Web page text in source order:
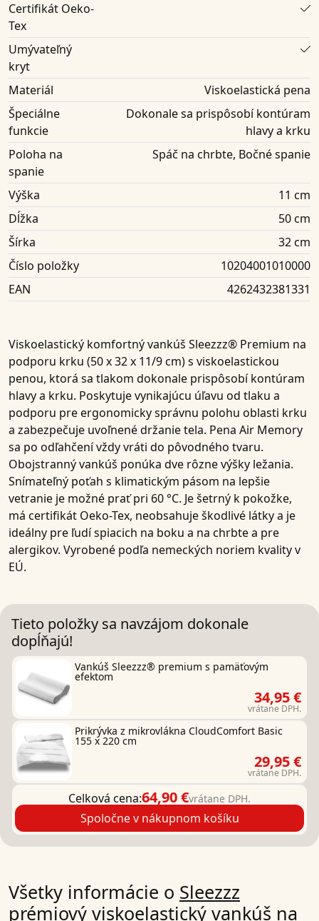
Certifikát Oeko-
Tex
Umývateľný
kryt
Materiál
Viskoelastická pena
Špeciálne
funkcie
Dokonale sa prispôsobí kontúram
hlavy a krku
Poloha na
spanie
Spáč na chrbte, Bočné spanie
Výška
11 cm
Dĺžka
50 cm
Šírka
32 cm
Číslo položky
10204001010000
EAN
4262432381331
Viskoelastický komfortný vankúš Sleezzz® Premium na
podporu krku (50 x 32 x 11/9 cm) s viskoelastickou
penou, ktorá sa tlakom dokonale prispôsobí kontúram
hlavy a krku. Poskytuje vynikajúcu úľavu od tlaku a
podporu pre ergonomicky správnu polohu oblasti krku
a zabezpečuje uvoľnené držanie tela. Pena Air Memory
sa po odľahčení vždy vráti do pôvodného tvaru.
Obojstranný vankúš ponúka dve rôzne výšky ležania.
Snímateľný poťah s klimatickým pásom na lepšie
vetranie je možné prať pri 60 °C. Je šetrný k pokožke,
má certifikát Oeko-Tex, neobsahuje škodlivé látky a je
ideálny pre ľudí spiacich na boku a na chrbte a pre
alergikov. Vyrobené podľa nemeckých noriem kvality v
EÚ.
Tieto položky sa navzájom dokonale
dopĺňajú!
Vankúš Sleezzz® premium s pamäťovým
efektom
34,95 €
vrátane DPH.
Prikrývka z mikrovlákna CloudComfort Basic
155 x 220 cm
29,95 €
vrátane DPH.
Celková cena:64,90 €vrátane DPH.
Spoločne v nákupnom košíku
Všetky informácie o Sleezzz
prémiový viskoelastický vankúš na